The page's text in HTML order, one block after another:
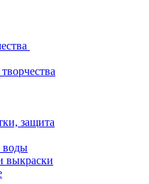
защита
воды
выкраски